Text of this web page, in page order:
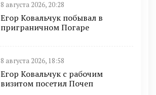
8 августа 2026, 20:28
Егор Ковальчук побывал в
приграничном Погаре
8 августа 2026, 18:58
Егор Ковальчук с рабочим
визитом посетил Почеп